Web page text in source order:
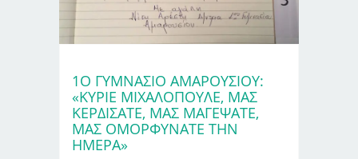
1Ο ΓΥΜΝΑΣΙΟ ΑΜΑΡΟΥΣΙΟΥ:
«ΚΎΡΙΕ ΜΙΧΑΛΌΠΟΥΛΕ, ΜΑΣ
ΚΕΡΔΊΣΑΤΕ, ΜΑΣ ΜΑΓΈΨΑΤΕ,
ΜΑΣ ΟΜΟΡΦΎΝΑΤΕ ΤΗΝ
ΗΜΈΡΑ»